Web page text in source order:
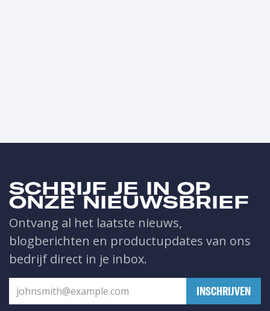
SCHRIJF JE IN OP
ONZE NIEUWSBRIEF
Ontvang al het laatste nieuws,
blogberichten en productupdates van ons
bedrijf direct in je inbox.
​INSCHRIJVEN